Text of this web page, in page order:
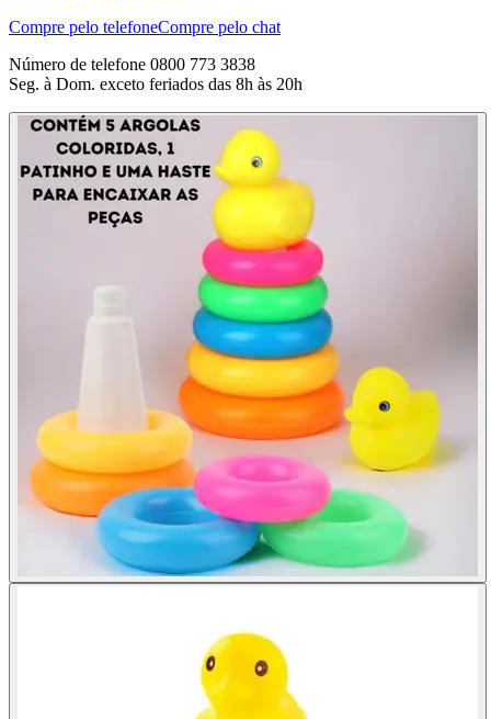
Compre pelo telefoneCompre pelo chat
Número de telefone 0800 773 3838
Seg. à Dom. exceto feriados das 8h às 20h